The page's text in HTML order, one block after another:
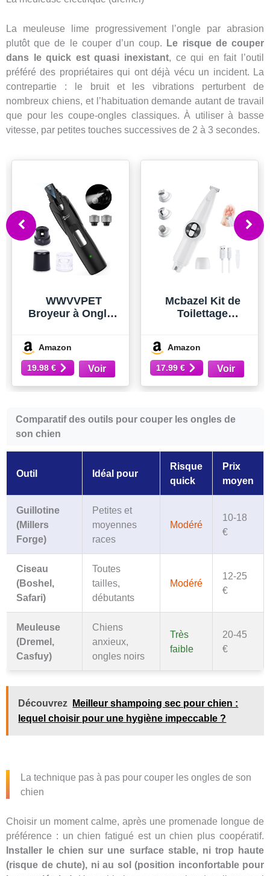
La meuleuse lime progressivement l’ongle par abrasion
plutôt que de le couper d’un coup. Le risque de couper
dans le quick est quasi inexistant, ce qui en fait l’outil
préféré des propriétaires qui ont déjà vécu un incident. La
contrepartie : le bruit et les vibrations perturbent de
nombreux chiens, et l’habituation demande autant de travail
que pour les coupe-ongles classiques. À utiliser à basse
vitesse, par petites touches successives de 2 à 3 secondes.
WWVVPET
Broyeur à Ongles
Roues, Coupe-
Ongles pour Chien
Plus Puissant à
Faible Bruit, Lime
électrique pour
Animaux de
Compagnie, Soin
des Griffes de
Amazon
19.98 €
Mcbazel Kit de
Toilettage
Rechargeable,
Tondeuse pour
Chien & Rasoir
pour Chat avec
Tondeuse
Silencieuse pour
Meuleuse à Ongles
pour Pattes/Éco
Amazon
17.99 €
Comparatif des outils pour couper les ongles de
son chien
Outil Idéal pour
Risque
quick
Prix
moyen
Guillotine
(Millers
Forge)
Petites et
moyennes
races
Modéré
10-18
€
Ciseau
(Boshel,
Safari)
Toutes
tailles,
débutants
Modéré
12-25
€
Meuleuse
(Dremel,
Casfuy)
Chiens
anxieux,
ongles noirs
Très
faible
20-45
€
Découvrez
Meilleur shampoing sec pour chien :
lequel choisir pour une hygiène impeccable ?
La technique pas à pas pour couper les ongles de son
chien
Choisir un moment calme, après une promenade longue de
préférence : un chien fatigué est un chien plus coopératif.
Installer le chien sur une surface stable, ni trop haute
(risque de chute), ni au sol (position inconfortable pour